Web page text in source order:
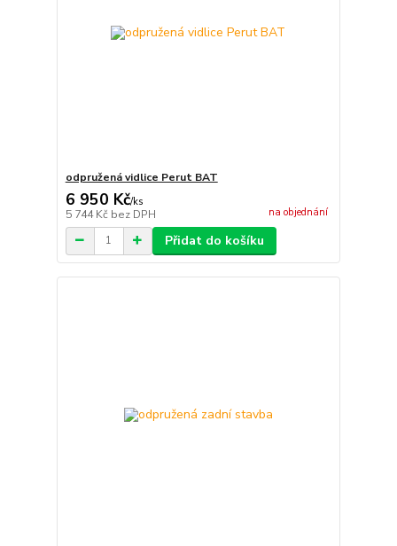
odpružená vidlice Perut BAT
6 950 Kč/ks
5 744 Kč bez DPH na objednání
Přidat do košíku